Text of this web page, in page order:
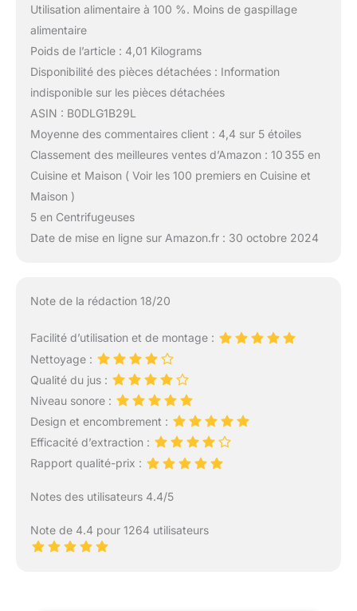
Utilisation alimentaire à 100 %. Moins de gaspillage
alimentaire
Poids de l’article : 4,01 Kilograms
Disponibilité des pièces détachées : Information
indisponible sur les pièces détachées
ASIN : B0DLG1B29L
Moyenne des commentaires client : 4,4 sur 5 étoiles
Classement des meilleures ventes d’Amazon : 10 355 en
Cuisine et Maison ( Voir les 100 premiers en Cuisine et
Maison )
5 en Centrifugeuses
Date de mise en ligne sur Amazon.fr : 30 octobre 2024
Note de la rédaction 18/20
Facilité d’utilisation et de montage :
Nettoyage :
Qualité du jus :
Niveau sonore :
Design et encombrement :
Efficacité d’extraction :
Rapport qualité-prix :
Notes des utilisateurs 4.4/5
Note de 4.4 pour 1264 utilisateurs